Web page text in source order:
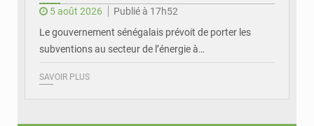
5 août 2026
Publié à 17h52
Le gouvernement sénégalais prévoit de porter les
subventions au secteur de l’énergie à…
SAVOIR PLUS